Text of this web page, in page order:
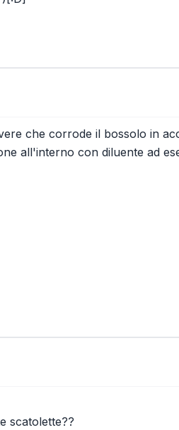
che corrode il bossolo in
all'interno con diluente ad
scatolette??